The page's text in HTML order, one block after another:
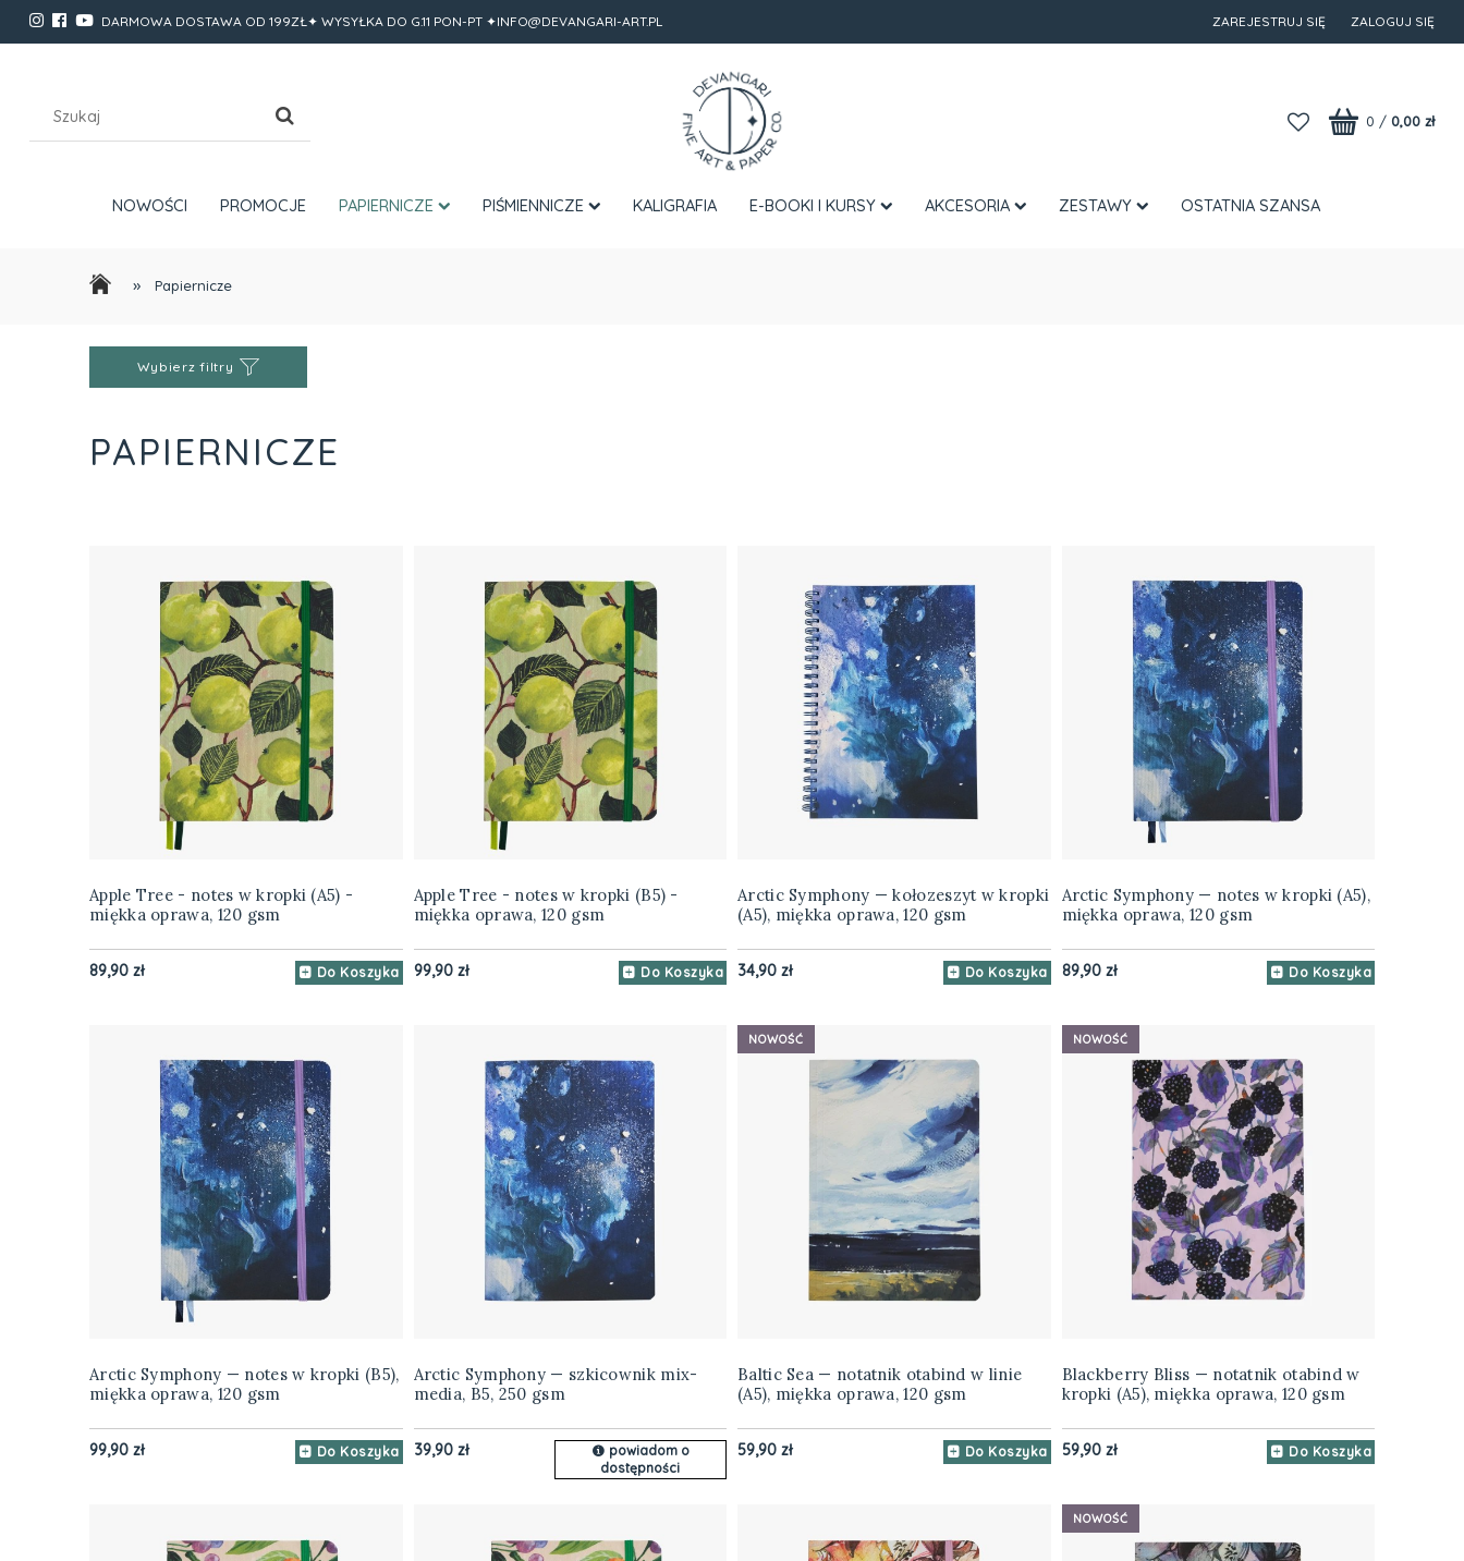
DARMOWA DOSTAWA OD 199ZŁ✦ WYSYŁKA DO G.11 PON-PT ✦INFO@DEVANGARI-ART.PL ZAREJESTRUJ SIĘ ZALOGUJ SIĘ
0 / 0,00 zł
NOWOŚCI PROMOCJE PAPIERNICZE PIŚMIENNICZE KALIGRAFIA E-BOOKI I KURSY AKCESORIA ZESTAWY OSTATNIA SZANSA
» Papiernicze
Wybierz filtry
PAPIERNICZE
Apple Tree - notes w kropki (A5) -
miękka oprawa, 120 gsm
89,90 zł Do Koszyka
Apple Tree - notes w kropki (B5) -
miękka oprawa, 120 gsm
99,90 zł Do Koszyka
Arctic Symphony — kołozeszyt w kropki
(A5), miękka oprawa, 120 gsm
34,90 zł Do Koszyka
Arctic Symphony — notes w kropki (A5),
miękka oprawa, 120 gsm
89,90 zł Do Koszyka
Arctic Symphony — notes w kropki (B5),
miękka oprawa, 120 gsm
99,90 zł Do Koszyka
Arctic Symphony — szkicownik mix-
media, B5, 250 gsm
39,90 zł
powiadom o
dostępności
Baltic Sea — notatnik otabind w linie
(A5), miękka oprawa, 120 gsm
59,90 zł Do Koszyka
NOWOŚĆ
Blackberry Bliss — notatnik otabind w
kropki (A5), miękka oprawa, 120 gsm
59,90 zł Do Koszyka
NOWOŚĆ
NOWOŚĆ